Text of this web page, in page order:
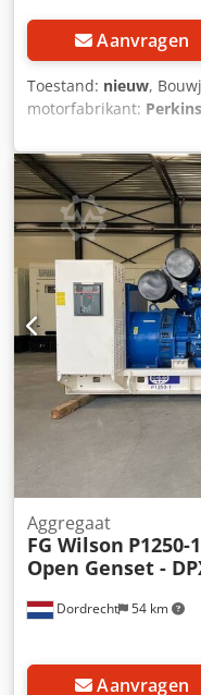
Aanvragen
Toestand: nieuw,
motorfabrikant:
bouwsector
550 kVA
markering: ja Dodpfx
888 l Land van
DPX voor meer
Accu -
Dordrecht 54 km
Aggregaat
FG Wilson P1250-
Open Genset -
Aanvragen